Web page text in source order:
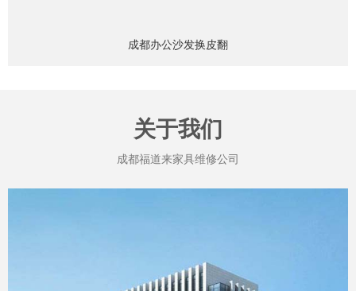
成都办公沙发换皮翻
关于我们
成都福道来家具维修公司